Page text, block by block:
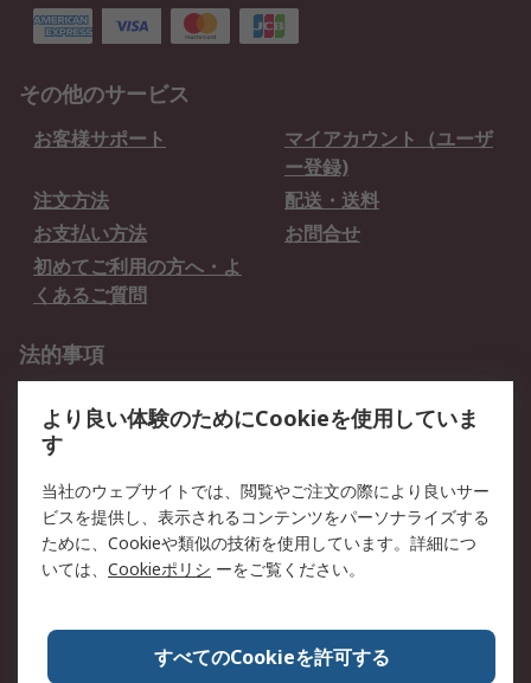
その他のサービス
お客様サポート
マイアカウント（ユーザ
ー登録)
注文方法
配送・送料
お支払い方法
お問合せ
初めてご利用の方へ・よ
くあるご質問
法的事項
クッキーポリシー
RSについて
会社概要
採用情報
プレスリリース＆お知ら
コーポレートサイト
全世界のRS
RSの歴史
ESGへの取り組み（英語）
認証について
より良い体験のためにCookieを使用していま
す
当社のウェブサイトでは、閲覧やご注文の際により良いサー
ビスを提供し、表示されるコンテンツをパーソナライズする
ために、Cookieや類似の技術を使用しています。詳細につ
いては、 Cookieポリシ ーをご覧ください。
すべてのCookieを許可する